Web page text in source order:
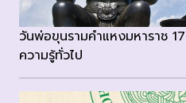
วันพ่อขุนรามคำแหงมหาราช
ความรู้ทั่วไป